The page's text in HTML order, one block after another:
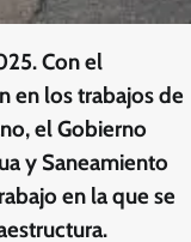
Con el
en los trabajos de
el Gobierno
y Saneamiento
en la que se